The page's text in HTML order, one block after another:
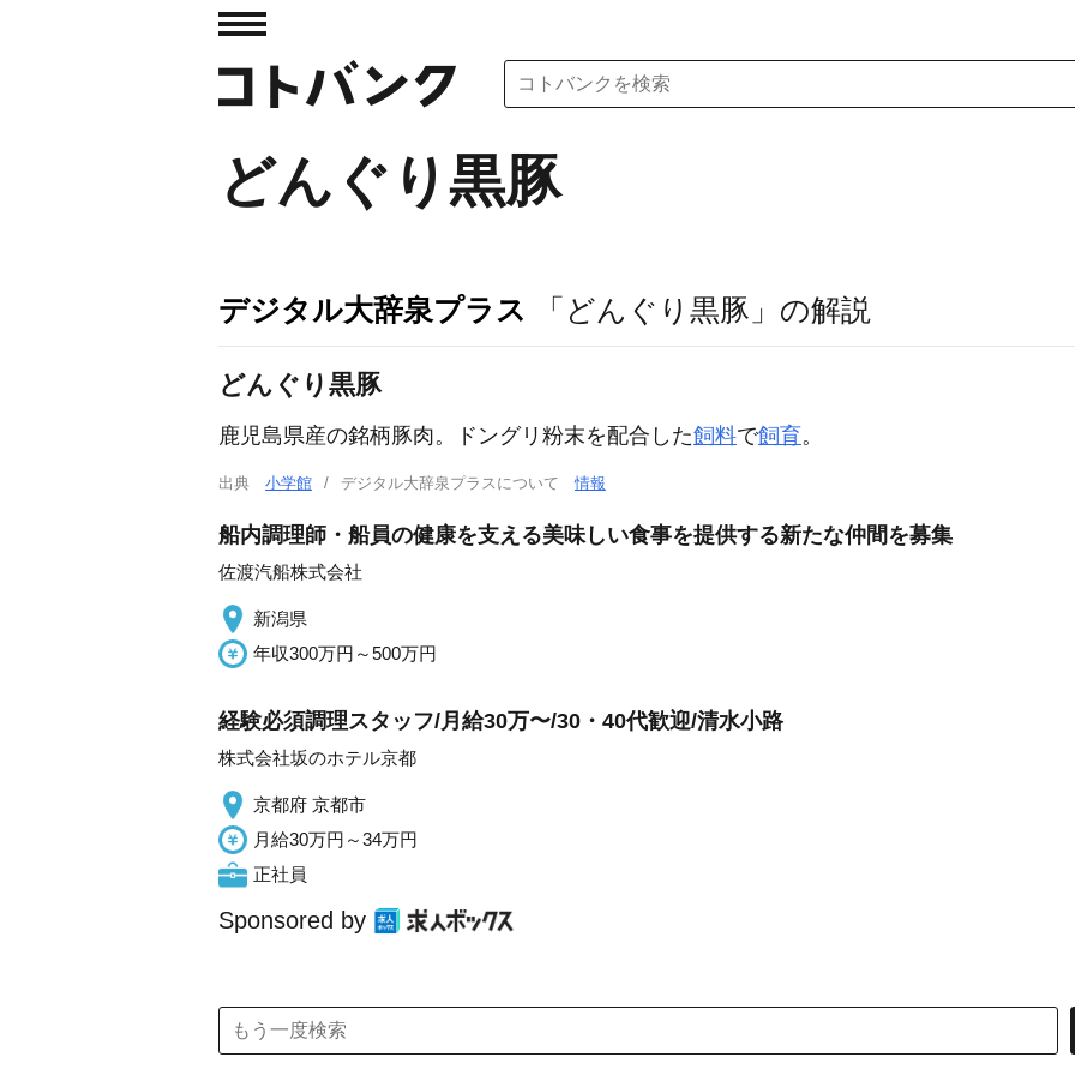
どんぐり黒豚
デジタル大辞泉プラス 「どんぐり黒豚」の解説
どんぐり黒豚
鹿児島県産の銘柄豚肉。ドングリ粉末を配合した飼料で飼育。
出典 小学館 デジタル大辞泉プラスについて情報
船内調理師・船員の健康を支える美味しい食事を提供する新たな仲間を募集
佐渡汽船株式会社
新潟県
年収300万円～500万円
経験必須調理スタッフ/月給30万〜/30・40代歓迎/清水小路
株式会社坂のホテル京都
京都府 京都市
月給30万円～34万円
正社員
Sponsored by